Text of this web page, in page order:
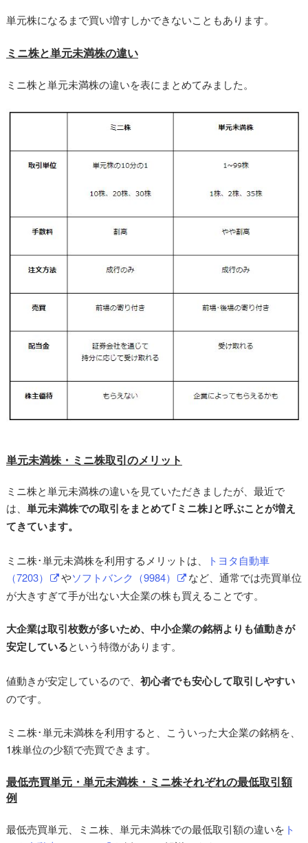
単元株になるまで買い増すしかできないこともあります。
ミニ株と単元未満株の違い
ミニ株と単元未満株の違いを表にまとめてみました。
単元未満株・ミニ株取引のメリット
ミニ株と単元未満株の違いを見ていただきましたが、最近で
は、 単元未満株での取引をまとめて｢ミニ株｣と呼ぶことが増え
てきています。
ミニ株･単元未満株を利用するメリットは、
トヨタ自動車
（7203）
やソフトバンク（9984）
など、通常では売買単位
が大きすぎて手が出ない大企業の株も買えることです。
大企業は取引枚数が多いため、中小企業の銘柄よりも値動きが
安定しているという特徴があります。
値動きが安定しているので、 初心者でも安心して取引しやすい
のです。
ミニ株･単元未満株を利用すると、こういった大企業の銘柄を、
1株単位の少額で売買できます。
最低売買単元・単元未満株・ミニ株それぞれの最低取引額
例
最低売買単元、ミニ株、単元未満株での最低取引額の違いを ト